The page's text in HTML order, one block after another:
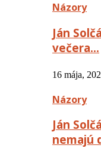
Názory
Ján
večera…
16 mája,
Názory
Ján
nemajú